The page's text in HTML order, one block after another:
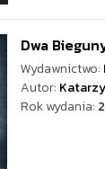
Dwa
Wydawnictwo:
Autor:
Rok wydania: